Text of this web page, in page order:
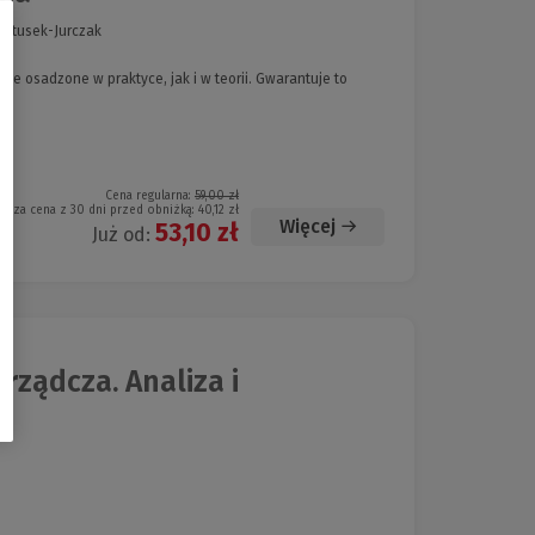
Jurczak
osadzone w praktyce, jak i w teorii. Gwarantuje to
Cena regularna: 59,00 zł
cena z 30 dni przed obniżką: 40,12 zł
Już od: 53,10 zł Więcej
Analiza i